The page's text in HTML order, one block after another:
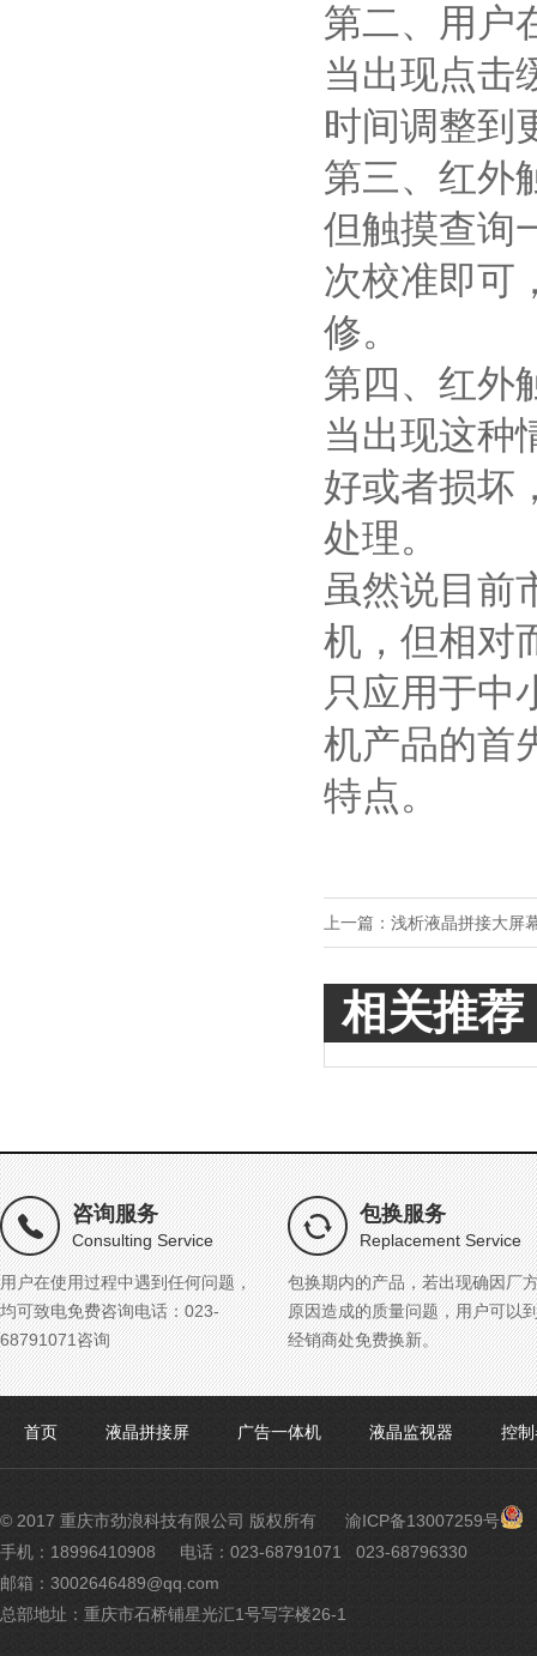
第二、用户
当出现点击
时间调整到
第三、红外
但触摸查询
次校准即可
修。
第四、红外
当出现这种
好或者损坏
处理。
虽然说目前
机，但相对
只应用于中
机产品的首
特点。
上一篇： 浅析液晶拼接大屏
相关推荐
咨询服务
Consulting Service
用户在使用过程中遇到任何问题，
均可致电免费咨询电话：023-
68791071咨询
包换服务
Replacement Service
包换期内的产品，若出现确因厂
原因造成的质量问题，用户可以
经销商处免费换新。
首页 液晶拼接屏 广告一体机 液晶监视器 控
© 2017 重庆市劲浪科技有限公司 版权所有 渝ICP备13007259号 渝
手机：18996410908
电话：023-68791071 023-68796330
邮箱：3002646489@qq.com
总部地址：重庆市石桥铺星光汇1号写字楼26-1